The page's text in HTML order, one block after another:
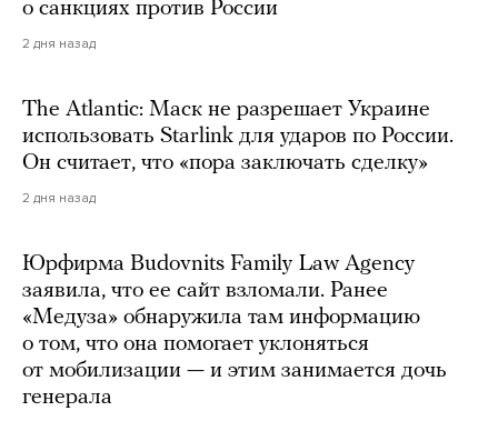
о санкциях против России
2 дня назад
The Atlantic: Маск не разрешает Украине
использовать Starlink для ударов по России.
Он считает, что «пора заключать сделку»
2 дня назад
Юрфирма Budovnits Family Law Agency
заявила, что ее сайт взломали. Ранее
«Медуза» обнаружила там информацию
о том, что она помогает уклоняться
от мобилизации — и этим занимается дочь
генерала